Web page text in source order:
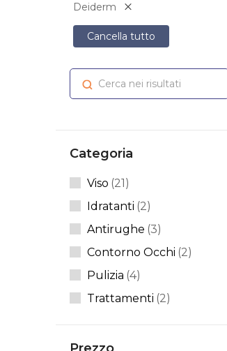
Deiderm
Cancella tutto
Cerca nei risultati
Categoria
Viso 21 Articoli
Idratanti 2Articoli
Antirughe 3Articoli
Contorno Occhi 2Articoli
Pulizia 4Articoli
Trattamenti 2Articoli
Pelle Intollerante